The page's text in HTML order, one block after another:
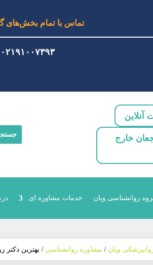
تماس با تمام بخش‌های
۰۲۱۹۱۰۰۷۳۹۳
آنلاین
خارج
روانشناسی ویان خدمات مشاوره ای
ویان / مشاوره روانشناسی / بهترین دکتر